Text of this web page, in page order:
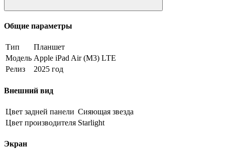
Общие параметры
Тип
Планшет
Модель Apple iPad Air (M3) LTE
Релиз
2025 год
Внешний вид
Цвет задней панели Сияющая звезда
Цвет производителя Starlight
Экран